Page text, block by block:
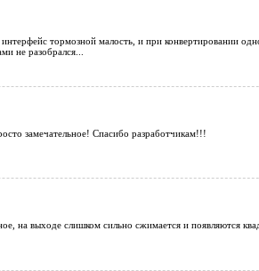
тормозной малость, и при конвертировании
не разобрался...
замечательное! Спасибо разработчикам!!!
на выходе слишком сильно сжимается и появляются